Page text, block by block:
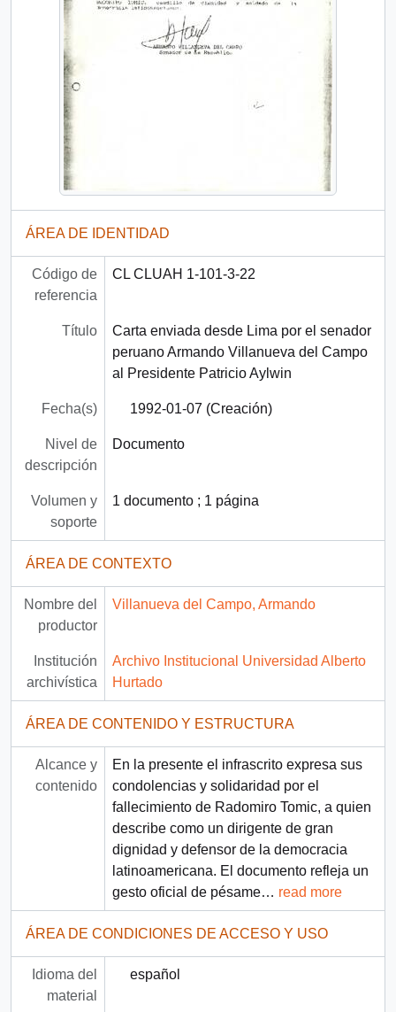
ÁREA DE IDENTIDAD
Código de
referencia
CL CLUAH 1-101-3-22
Título
Carta enviada desde Lima por el senador
peruano Armando Villanueva del Campo
al Presidente Patricio Aylwin
Fecha(s) 1992-01-07 (Creación)
Nivel de
descripción
Documento
Volumen y
soporte
1 documento ; 1 página
ÁREA DE CONTEXTO
Nombre del
productor
Villanueva del Campo, Armando
Institución
archivística
Archivo Institucional Universidad Alberto
Hurtado
ÁREA DE CONTENIDO Y ESTRUCTURA
Alcance y
contenido
En la presente el infrascrito expresa sus
condolencias y solidaridad por el
fallecimiento de Radomiro Tomic, a quien
describe como un dirigente de gran
dignidad y defensor de la democracia
latinoamericana. El documento refleja un
gesto oficial de pésame… read more
ÁREA DE CONDICIONES DE ACCESO Y USO
Idioma del
material
español